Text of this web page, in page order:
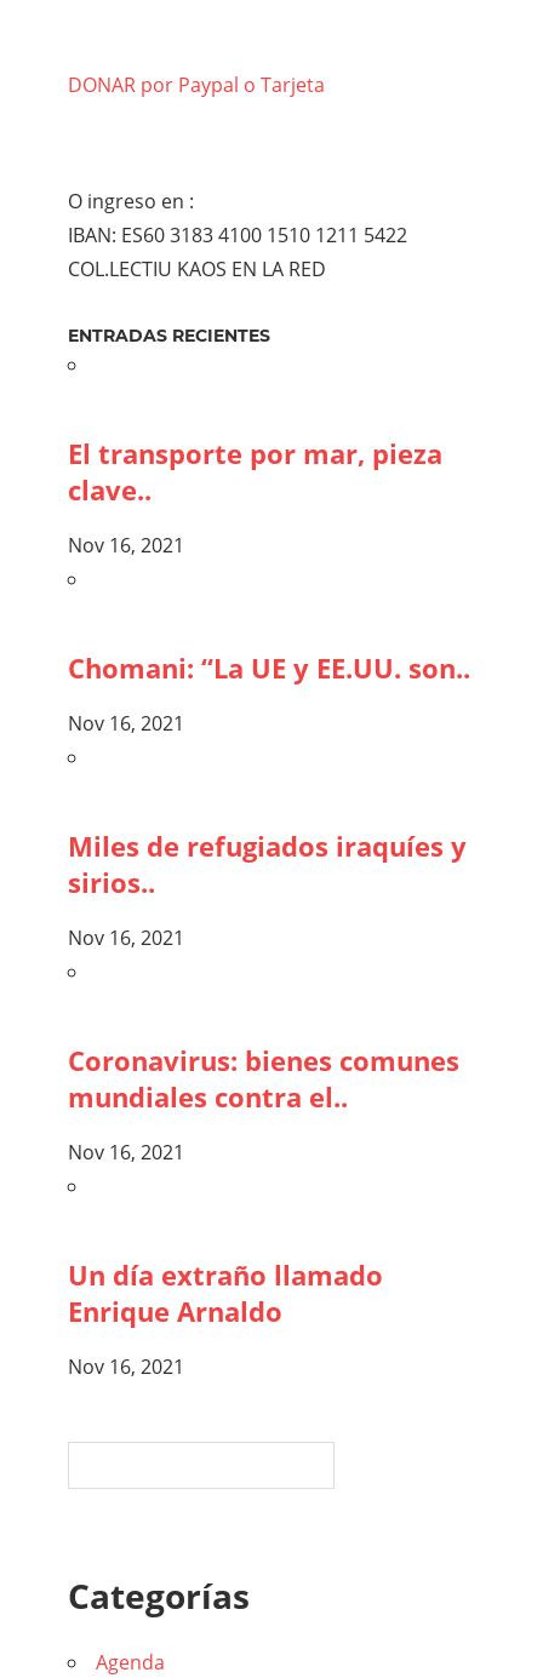
DONAR por Paypal o Tarjeta
O ingreso en :
IBAN: ES60 3183 4100 1510 1211 5422
COL.LECTIU KAOS EN LA RED
ENTRADAS RECIENTES
El transporte por mar, pieza
clave..
Nov 16, 2021
Chomani: “La UE y EE.UU. son..
Nov 16, 2021
Miles de refugiados iraquíes y
sirios..
Nov 16, 2021
Coronavirus: bienes comunes
mundiales contra el..
Nov 16, 2021
Un día extraño llamado
Enrique Arnaldo
Nov 16, 2021
Categorías
Agenda